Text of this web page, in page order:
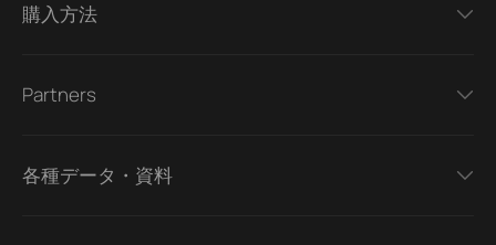
購入方法
Partners
各種データ・資料